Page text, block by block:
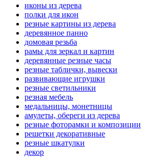
иконы из дерева
полки для икон
резные картины из дерева
деревянное панно
домовая резьба
рамы для зеркал и картин
деревянные резные часы
резные таблички, вывески
развивающие игрушки
резные светильники
резная мебель
медальницы, монетницы
амулеты, обереги из дерева
резные фоторамки и композиции
решетки декоративные
резные шкатулки
декор